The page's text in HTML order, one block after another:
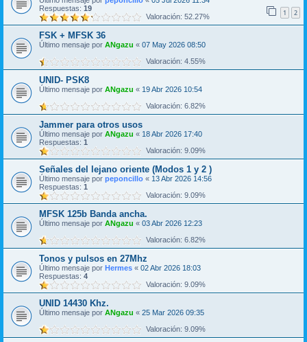
Respuestas: 19 1 2
Valoración: 52.27%
FSK + MFSK 36
Último mensaje por ANgazu « 07 May 2026 08:50
Valoración: 4.55%
UNID- PSK8
Último mensaje por ANgazu « 19 Abr 2026 10:54
Valoración: 6.82%
Jammer para otros usos
Último mensaje por ANgazu « 18 Abr 2026 17:40
Respuestas: 1
Valoración: 9.09%
Señales del lejano oriente (Modos 1 y 2 )
Último mensaje por peponcillo « 13 Abr 2026 14:56
Respuestas: 1
Valoración: 9.09%
MFSK 125b Banda ancha.
Último mensaje por ANgazu « 03 Abr 2026 12:23
Valoración: 6.82%
Tonos y pulsos en 27Mhz
Último mensaje por Hermes « 02 Abr 2026 18:03
Respuestas: 4
Valoración: 9.09%
UNID 14430 Khz.
Último mensaje por ANgazu « 25 Mar 2026 09:35
Valoración: 9.09%